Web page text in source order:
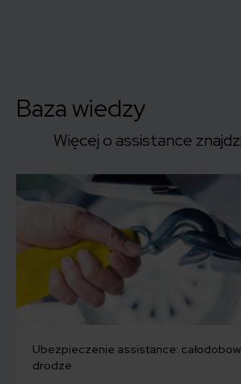
Baza wiedzy
Więcej o assistance
Ubezpieczenie assistance:
drodze